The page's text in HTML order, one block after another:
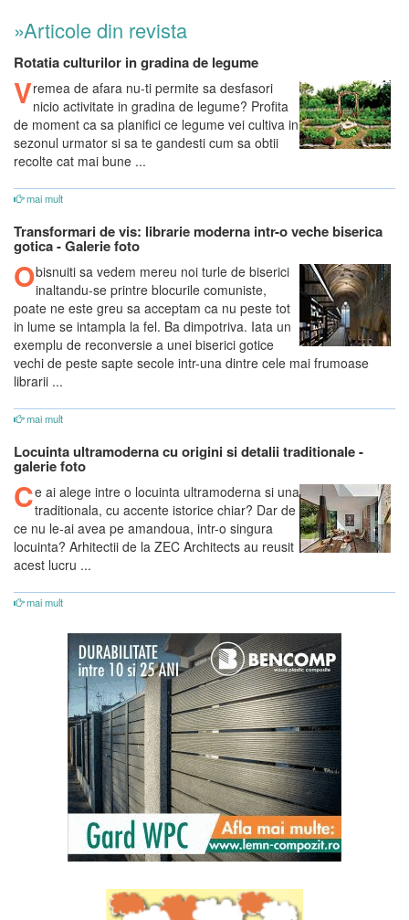
»Articole din revista
Rotatia culturilor in gradina de legume
Vremea de afara nu-ti permite sa desfasori
nicio activitate in gradina de legume? Profita
de moment ca sa planifici ce legume vei cultiva in
sezonul urmator si sa te gandesti cum sa obtii
recolte cat mai bune ...
mai mult
Transformari de vis: librarie moderna intr-o veche biserica
gotica - Galerie foto
Obisnuiti sa vedem mereu noi turle de biserici
inaltandu-se printre blocurile comuniste,
poate ne este greu sa acceptam ca nu peste tot
in lume se intampla la fel. Ba dimpotriva. Iata un
exemplu de reconversie a unei biserici gotice
vechi de peste sapte secole intr-una dintre cele mai frumoase
librarii ...
mai mult
Locuinta ultramoderna cu origini si detalii traditionale -
galerie foto
Ce ai alege intre o locuinta ultramoderna si una
traditionala, cu accente istorice chiar? Dar de
ce nu le-ai avea pe amandoua, intr-o singura
locuinta? Arhitectii de la ZEC Architects au reusit
acest lucru ...
mai mult